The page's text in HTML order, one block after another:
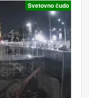
Svetovno čudo